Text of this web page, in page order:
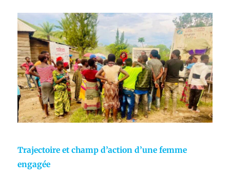
Trajectoire et champ d’action d’une femme
engagée